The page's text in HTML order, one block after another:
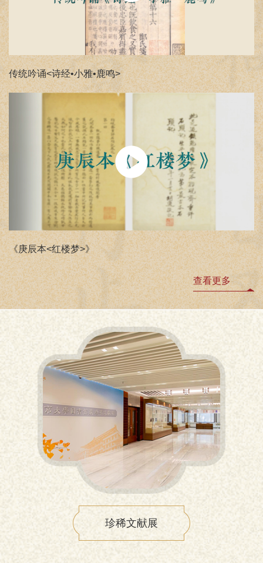
传统吟诵<诗经•小雅•鹿鸣>
《庚辰本<红楼梦>》
查看更多
珍稀文献展